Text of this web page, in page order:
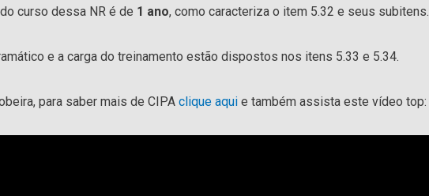
curso dessa NR é de 1 ano, como caracteriza o item 5.32 e seus subitens.
e a carga do treinamento estão dispostos nos itens 5.33 e 5.34.
para saber mais de CIPA clique aqui e também assista este vídeo top: